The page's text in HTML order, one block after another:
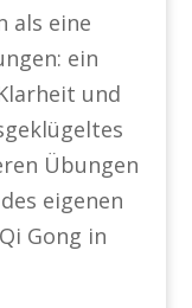
als eine
ein
und
Übungen
eigenen
Gong in